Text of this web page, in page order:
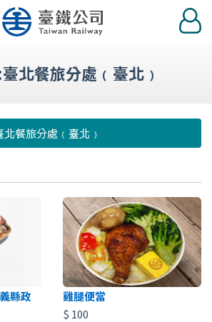
登
入
北餐旅分處﹙臺北﹚
北餐旅分處﹙臺北﹚
縣政
雞腿便當
$ 100